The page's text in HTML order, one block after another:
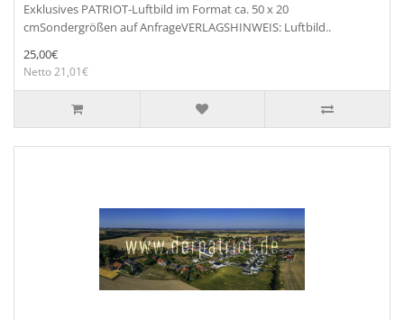
Exklusives PATRIOT-Luftbild im Format ca. 50 x 20
cmSondergrößen auf AnfrageVERLAGSHINWEIS: Luftbild..
25,00€
Netto 21,01€